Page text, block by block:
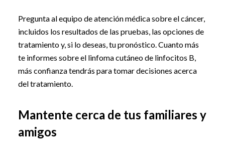
Pregunta al equipo de atención médica sobre el cáncer,
incluidos los resultados de las pruebas, las opciones de
tratamiento y, si lo deseas, tu pronóstico. Cuanto más
te informes sobre el linfoma cutáneo de linfocitos B,
más confianza tendrás para tomar decisiones acerca
del tratamiento.
Mantente cerca de tus familiares y
amigos